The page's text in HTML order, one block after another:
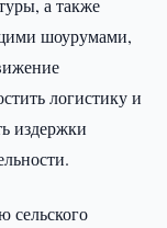
а также
шоурумами,
логистику и
издержки
сельского